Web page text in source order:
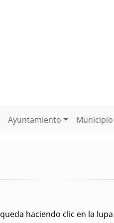
Ayuntamiento Municipio
haciendo clic en la lupa